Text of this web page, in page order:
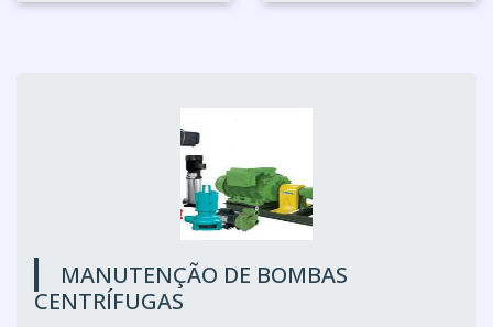
MANUTENÇÃO DE BOMBAS
CENTRÍFUGAS